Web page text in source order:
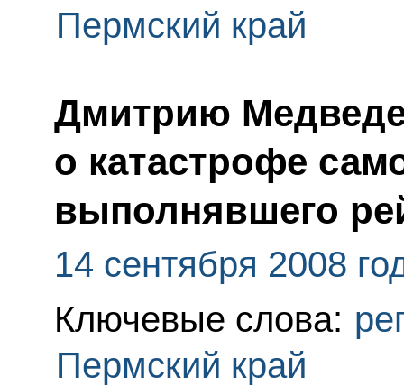
Пермский край
Дмитрию
о катастрофе
выполнявшего
14 сентября 2008
Ключевые слова:
Пермский край